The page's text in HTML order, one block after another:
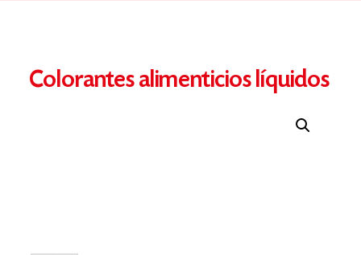
Colorantes alimenticios líquidos